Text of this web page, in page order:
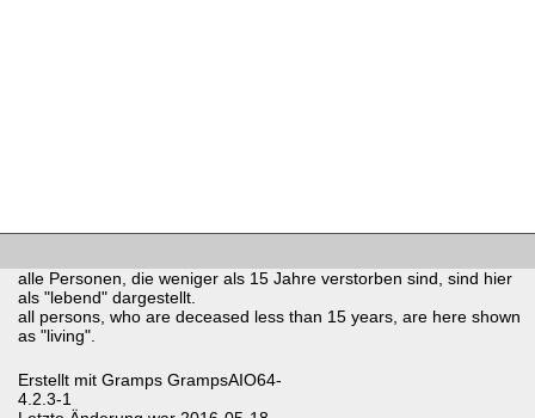
alle Personen, die weniger als 15 Jahre verstorben sind, sind hier
als "lebend" dargestellt.
all persons, who are deceased less than 15 years, are here shown
as "living".
Erstellt mit Gramps GrampsAIO64-
4.2.3-1